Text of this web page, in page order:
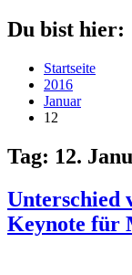
Du bist hier:
Startseite
2016
Januar
12
Tag: 12.
Unterschied
Keynote für